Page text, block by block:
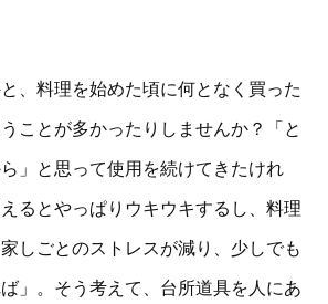
、料理を始めた頃に何となく買った
ことが多かったりしませんか？「と
」と思って使用を続けてきたけれ
るとやっぱりウキウキするし、料理
しごとのストレスが減り、少しでも
」。そう考えて、台所道具を人にあ